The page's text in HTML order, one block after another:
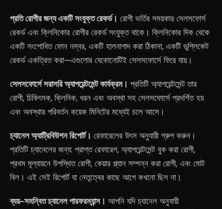
প্রতি রোগীর জন্য একটি সংযুক্ত রেকর্ড। রোগী ভর্তির সময়কার সেলসফোর্স
রেকর্ড এবং ক্লিনিকোর রোগীর রেকর্ড সংযুক্ত থাকে। ক্লিনিকোর দিক থেকে
একটি সংশোধিত ফোন নম্বর, একটি হালনাগাদ করা ঠিকানা, একটি ডুপ্লিকেট
রেকর্ড একত্রিত করা—এগুলোর যেকোনোটিই সেলসফোর্সে ফিরে যায়।
সেলসফোর্সে সরাসরি অ্যাপয়েন্টমেন্ট কার্যক্রম। প্রতিটি অ্যাপয়েন্টমেন্ট তার
রোগী, চিকিৎসক, ক্লিনিক, ধরন এবং অবস্থা সহ সেলসফোর্সে প্রদর্শিত হয়
এবং অবস্থার পরিবর্তন কয়েক মিনিটের মধ্যেই চলে আসে।
চ্যানেল অ্যাট্রিবিউশন রিপোর্ট। রেফারেলের উৎস অনুযায়ী গ্রুপ করুন।
প্রতিটি চ্যানেলের জন্য: প্রাপ্ত রেফারেল, অ্যাপয়েন্টমেন্ট বুক করা রোগী,
প্রথম মূল্যায়নে উপস্থিত রোগী, কেয়ার প্ল্যান সম্পন্ন করা রোগী, এবং মোট
বিল। এই সেই রিপোর্ট যা নেতৃত্বের কাছে আগে কখনো ছিল না।
ব্যয়-সমন্বিত চ্যানেল পারফরম্যান্স। আপনি যদি চ্যানেল অনুযায়ী